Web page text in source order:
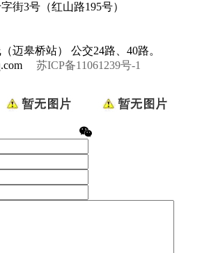
街3号（红山路195号）
迈皋桥站） 公交24路、40路。
苏ICP备11061239号-1